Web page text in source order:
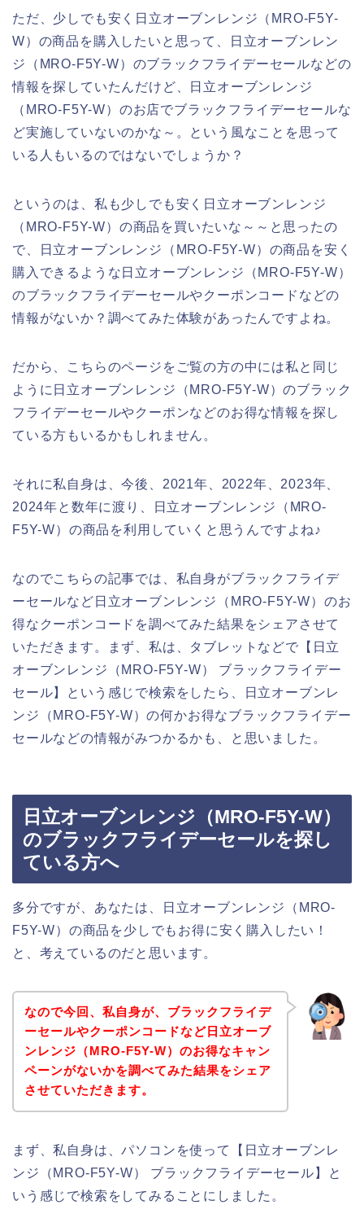
ただ、少しでも安く日立オーブンレンジ（MRO-F5Y-
W）の商品を購入したいと思って、日立オーブンレン
ジ（MRO-F5Y-W）のブラックフライデーセールなどの
情報を探していたんだけど、日立オーブンレンジ
（MRO-F5Y-W）のお店でブラックフライデーセールな
ど実施していないのかな～。という風なことを思って
いる人もいるのではないでしょうか？
というのは、私も少しでも安く日立オーブンレンジ
（MRO-F5Y-W）の商品を買いたいな～～と思ったの
で、日立オーブンレンジ（MRO-F5Y-W）の商品を安く
購入できるような日立オーブンレンジ（MRO-F5Y-W）
のブラックフライデーセールやクーポンコードなどの
情報がないか？調べてみた体験があったんですよね。
だから、こちらのページをご覧の方の中には私と同じ
ように日立オーブンレンジ（MRO-F5Y-W）のブラック
フライデーセールやクーポンなどのお得な情報を探し
ている方もいるかもしれません。
それに私自身は、今後、2021年、2022年、2023年、
2024年と数年に渡り、日立オーブンレンジ（MRO-
F5Y-W）の商品を利用していくと思うんですよね♪
なのでこちらの記事では、私自身がブラックフライデ
ーセールなど日立オーブンレンジ（MRO-F5Y-W）のお
得なクーポンコードを調べてみた結果をシェアさせて
いただきます。まず、私は、タブレットなどで【日立
オーブンレンジ（MRO-F5Y-W） ブラックフライデー
セール】という感じで検索をしたら、日立オーブンレ
ンジ（MRO-F5Y-W）の何かお得なブラックフライデー
セールなどの情報がみつかるかも、と思いました。
日立オーブンレンジ（MRO-F5Y-W）
のブラックフライデーセールを探し
ている方へ
多分ですが、あなたは、日立オーブンレンジ（MRO-
F5Y-W）の商品を少しでもお得に安く購入したい！
と、考えているのだと思います。
なので今回、私自身が、ブラックフライデ
ーセールやクーポンコードなど日立オーブ
ンレンジ（MRO-F5Y-W）のお得なキャン
ペーンがないかを調べてみた結果をシェア
させていただきます。
まず、私自身は、パソコンを使って【日立オーブンレ
ンジ（MRO-F5Y-W） ブラックフライデーセール】と
いう感じで検索をしてみることにしました。